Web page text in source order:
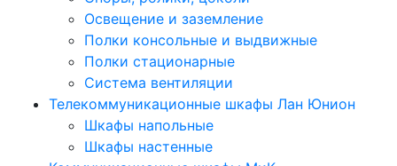
Освещение и заземление
Полки консольные и выдвижные
Полки стационарные
Система вентиляции
Телекоммуникационные шкафы Лан Юнион
Шкафы напольные
Шкафы настенные